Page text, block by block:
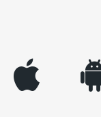
appleinc